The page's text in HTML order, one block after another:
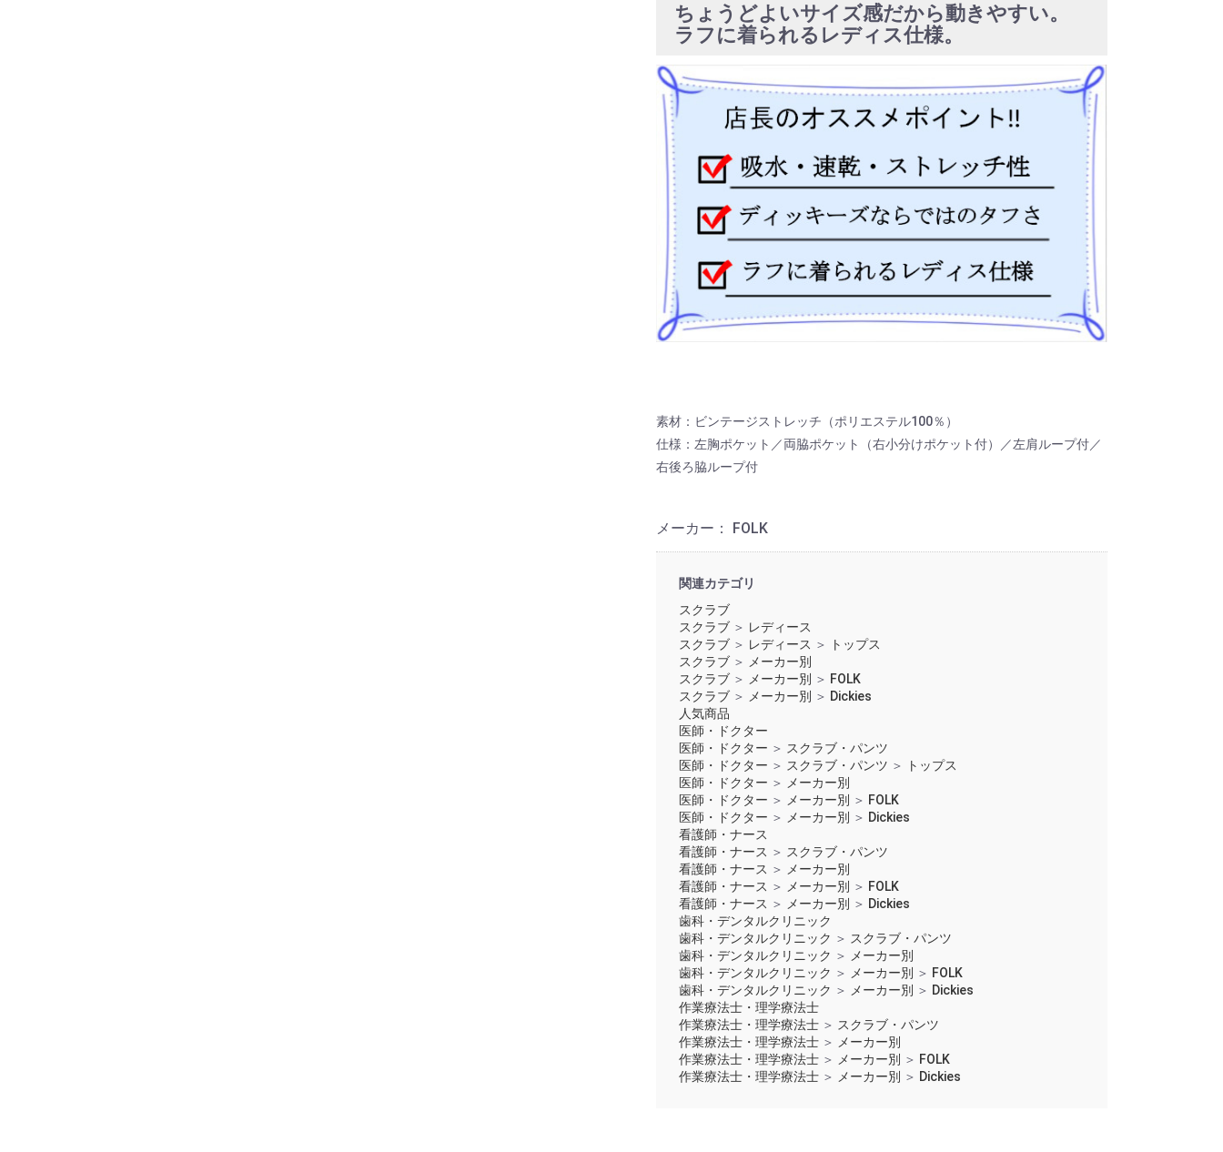
ちょうどよいサイズ感だから動きやすい。
ラフに着られるレディス仕様。
素材：ビンテージストレッチ（ポリエステル100％）
仕様：左胸ポケット／両脇ポケット（右小分けポケット付）／左肩ループ付／
右後ろ脇ループ付
メーカー： FOLK
関連カテゴリ
スクラブ
スクラブ ＞ レディース
スクラブ ＞ レディース ＞
トップス
スクラブ ＞ メーカー別
スクラブ ＞ メーカー別 ＞ FOLK
スクラブ ＞ メーカー別 ＞ Dickies
人気商品
医師・ドクター
医師・ドクター ＞ スクラブ・パンツ
医師・ドクター ＞ スクラブ・パンツ ＞
トップス
医師・ドクター ＞ メーカー別
医師・ドクター ＞ メーカー別 ＞ FOLK
医師・ドクター ＞ メーカー別 ＞ Dickies
看護師・ナース
看護師・ナース ＞ スクラブ・パンツ
看護師・ナース ＞ メーカー別
看護師・ナース ＞ メーカー別 ＞ FOLK
看護師・ナース ＞ メーカー別 ＞ Dickies
歯科・デンタルクリニック
歯科・デンタルクリニック ＞ スクラブ・パンツ
歯科・デンタルクリニック ＞ メーカー別
歯科・デンタルクリニック ＞ メーカー別 ＞ FOLK
歯科・デンタルクリニック ＞ メーカー別 ＞ Dickies
作業療法士・理学療法士
作業療法士・理学療法士 ＞ スクラブ・パンツ
作業療法士・理学療法士 ＞ メーカー別
作業療法士・理学療法士 ＞ メーカー別 ＞ FOLK
作業療法士・理学療法士 ＞ メーカー別 ＞ Dickies